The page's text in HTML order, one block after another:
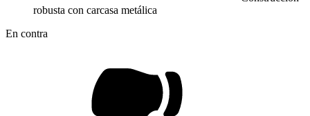
robusta con carcasa metálica
En contra